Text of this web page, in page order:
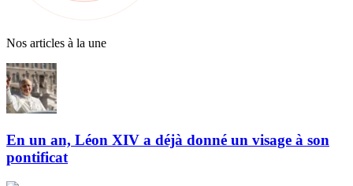
Nos articles à la une
En un an, Léon XIV a déjà donné un visage à son
pontificat